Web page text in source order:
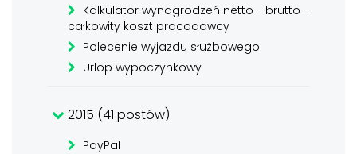
Kalkulator wynagrodzeń netto - brutto -
całkowity koszt pracodawcy
Polecenie wyjazdu służbowego
Urlop wypoczynkowy
2015 (41 postów)
PayPal